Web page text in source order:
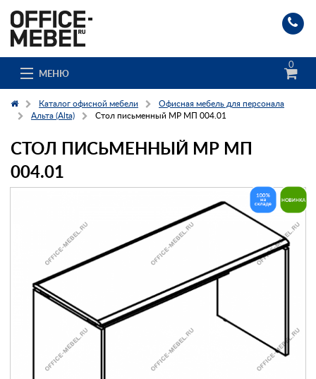
МЕНЮ
0
Каталог
О компании
Гос. заказчикам
Клиенты
Заказ каталога
Заказать обратный звонок
Каталог офисной мебели
Офисная мебель для персонала
Альта (Alta)
Стол письменный МР МП 004.01
СТОЛ ПИСЬМЕННЫЙ МР МП
004.01